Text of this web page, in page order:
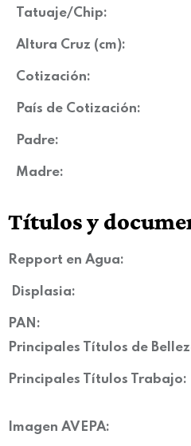
Tatuaje/Chip:
Altura Cruz (cm):
Cotización:
País de Cotización:
Padre:
Madre:
Títulos y
Repport en Agua:
Displasia:
PAN:
Principales Títulos de
Principales Títulos Trabajo:
Imagen AVEPA: